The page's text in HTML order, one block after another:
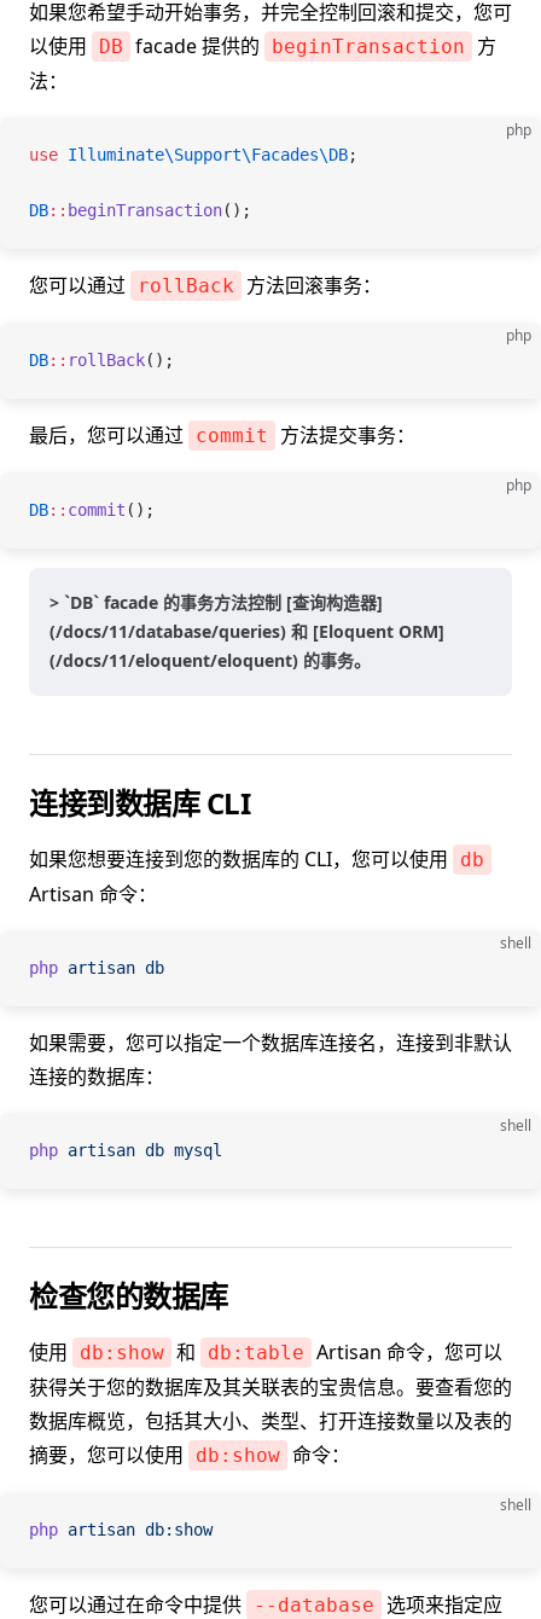
如果您希望手动开始事务，并完全控制回滚和提交，您可
以使用
DB facade 提供的 beginTransaction
方
法：
php
use Illuminate\Support\Facades\DB;
DB:: beginTransaction();
您可以通过 rollBack 方法回滚事务：
php
DB:: rollBack();
最后，您可以通过 commit 方法提交事务：
php
DB:: commit ();
> `DB` facade 的事务方法控制 [查询构造器]
(/docs/11/database/queries) 和 [Eloquent ORM]
(/docs/11/eloquent/eloquent) 的事务。
连接到数据库 CLI
如果您想要连接到您的数据库的 CLI，您可以使用 db
Artisan 命令：
shell
php artisan db
如果需要，您可以指定一个数据库连接名，连接到非默认
连接的数据库：
shell
php artisan db mysql
检查您的数据库
使用 db:show 和 db:table Artisan 命令，您可以
获得关于您的数据库及其关联表的宝贵信息。要查看您的
数据库概览，包括其大小、类型、打开连接数量以及表的
摘要，您可以使用
db:show 命令：
shell
php artisan db:show
您可以通过在命令中提供 --database 选项来指定应